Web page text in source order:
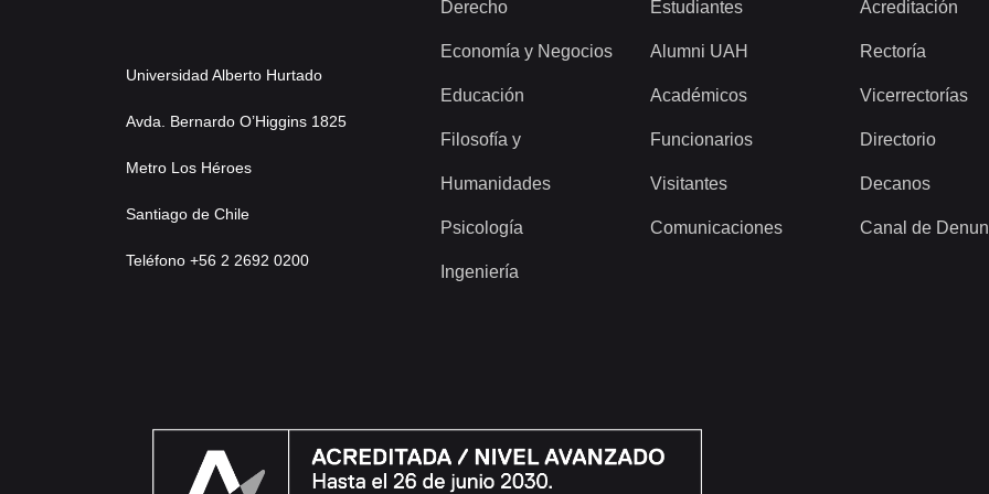
Universidad Alberto Hurtado
Avda. Bernardo O’Higgins 1825
Metro Los Héroes
Santiago de Chile
Teléfono +56 2 2692 0200
Derecho
Economía y Negocios
Educación
Filosofía y
Humanidades
Psicología
Ingeniería
Estudiantes
Alumni UAH
Académicos
Funcionarios
Visitantes
Comunicaciones
Acreditación
Rectoría
Vicerrectorías
Directorio
Decanos
Canal de